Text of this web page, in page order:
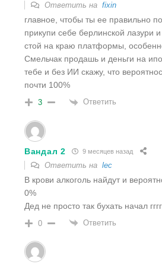
Ответить на fixin
главное, чтобы ты ее правильно
прикупи себе берлинской лазури
стой на краю платформы,
Смельчак продашь и деньги на
тебе и без ИИ скажу, что
почти 100%
3 Ответить
Вандал 2 9 месяцев назад
Ответить на lec
В крови алкоголь найдут и
0%
Дед не просто так бухать начал гггг
0 Ответить